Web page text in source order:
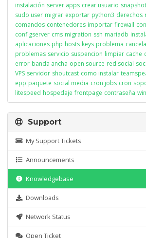
instalación server apps crear usuario snapshot
sudo user migrar exportar python3 derechos
comandos contenedores importar firewall
configserver cms migration ssh mariadb
aplicaciones php hosts keys problema
problemas servicio suspencion limpiar cache
error banda ancha open source red social
VPS servidor shoutcast como instalar
epp paquete social media cron jobs cron
litespeed hospedaje frontpage contraseña
Support
My Support Tickets
Announcements
Knowledgebase
Downloads
Network Status
Open Ticket